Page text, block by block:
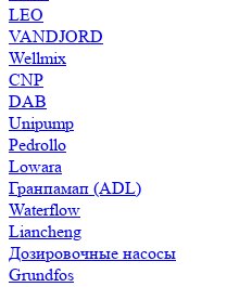
LEO
VANDJORD
Wellmix
CNP
DAB
Unipump
Pedrollo
Lowara
Гранпамап (ADL)
Waterflow
Liancheng
Дозировочные насосы
Grundfos